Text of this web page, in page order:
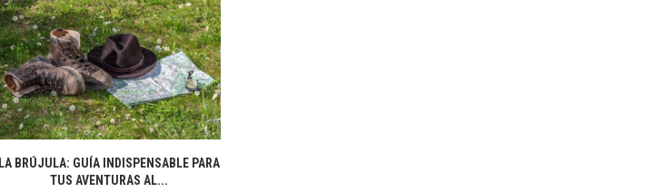
LA BRÚJULA: GUÍA INDISPENSABLE PARA
TUS AVENTURAS AL...